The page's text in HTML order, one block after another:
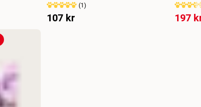
(1)
107 kr 197